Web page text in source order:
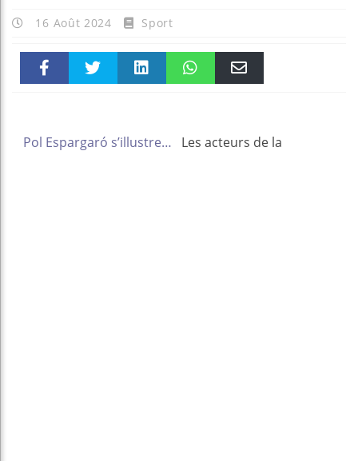
16 Août 2024 Sport
k
Pol Espargaró s’illustre… Les acteurs de la